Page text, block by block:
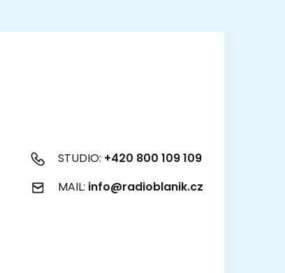
STUDIO: +420 800 109 109
MAIL: info@radioblanik.cz